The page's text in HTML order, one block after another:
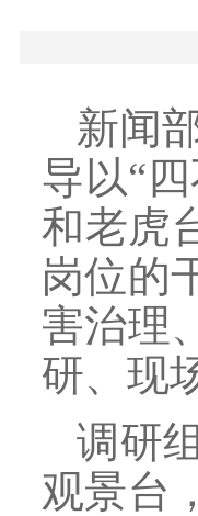
新闻
导以“
和老虎
岗位的
害治理
研、现
调研
观景台